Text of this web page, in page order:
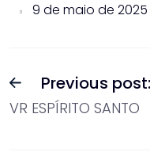
9 de maio de 2025
Previous post:
VR ESPÍRITO SANTO